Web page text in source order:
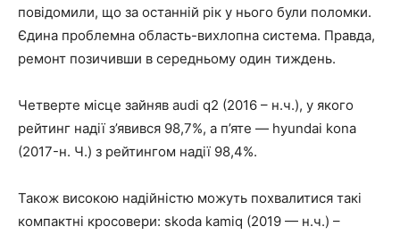
повідомили, що за останній рік у нього були поломки.
Єдина проблемна область-вихлопна система. Правда,
ремонт позичивши в середньому один тиждень.
Четверте місце зайняв audi q2 (2016 – н.ч.), у якого
рейтинг надії з’явився 98,7%, а п’яте — hyundai kona
(2017-н. Ч.) з рейтингом надії 98,4%.
Також високою надійністю можуть похвалитися такі
компактні кросовери: skoda kamiq (2019 — н.ч.) –